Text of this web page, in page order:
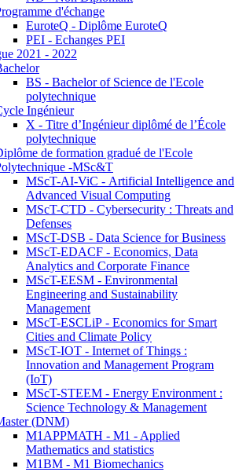
d'échange
EuroteQ - Diplôme EuroteQ
PEI - Echanges PEI
2021 - 2022
BS - Bachelor of Science de l'Ecole
polytechnique
Ingénieur
X - Titre d’Ingénieur diplômé de l’École
polytechnique
de formation gradué de l'Ecole
-MSc&T
MScT-AI-ViC - Artificial Intelligence and
Advanced Visual Computing
MScT-CTD - Cybersecurity : Threats and
Defenses
MScT-DSB - Data Science for Business
MScT-EDACF - Economics, Data
Analytics and Corporate Finance
MScT-EESM - Environmental
Engineering and Sustainability
Management
MScT-ESCLiP - Economics for Smart
Cities and Climate Policy
MScT-IOT - Internet of Things :
Innovation and Management Program
(IoT)
MScT-STEEM - Energy Environment :
Science Technology & Management
(DNM)
M1APPMATH - M1 - Applied
Mathematics and statistics
M1BM - M1 Biomechanics